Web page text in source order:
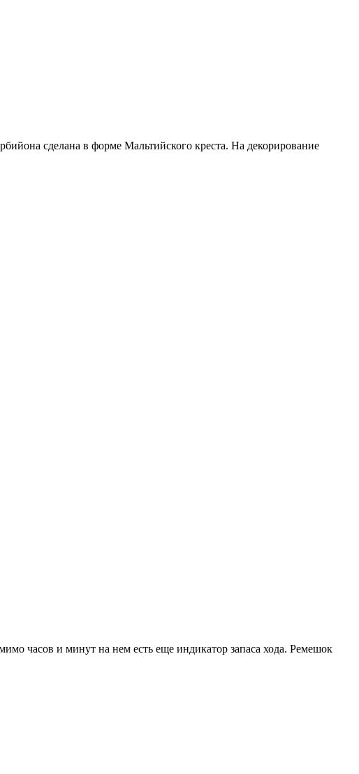
сделана в форме Мальтийского креста. На декорирование
часов и минут на нем есть еще индикатор запаса хода. Ремешок